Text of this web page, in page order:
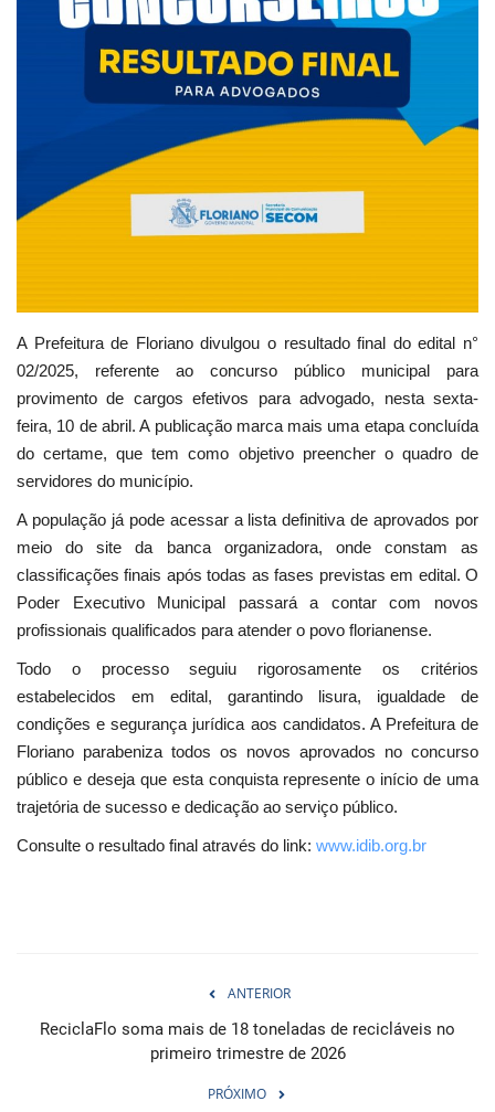
A Prefeitura de Floriano divulgou o resultado final do edital n°
02/2025, referente ao concurso público municipal para
provimento de cargos efetivos para advogado, nesta sexta-
feira, 10 de abril. A publicação marca mais uma etapa concluída
do certame, que tem como objetivo preencher o quadro de
servidores do município.
A população já pode acessar a lista definitiva de aprovados por
meio do site da banca organizadora, onde constam as
classificações finais após todas as fases previstas em edital. O
Poder Executivo Municipal passará a contar com novos
profissionais qualificados para atender o povo florianense.
Todo o processo seguiu rigorosamente os critérios
estabelecidos em edital, garantindo lisura, igualdade de
condições e segurança jurídica aos candidatos. A Prefeitura de
Floriano parabeniza todos os novos aprovados no concurso
público e deseja que esta conquista represente o início de uma
trajetória de sucesso e dedicação ao serviço público.
Consulte o resultado final através do link: www.idib.org.br
ANTERIOR
ReciclaFlo soma mais de 18 toneladas de recicláveis no
primeiro trimestre de 2026
PRÓXIMO